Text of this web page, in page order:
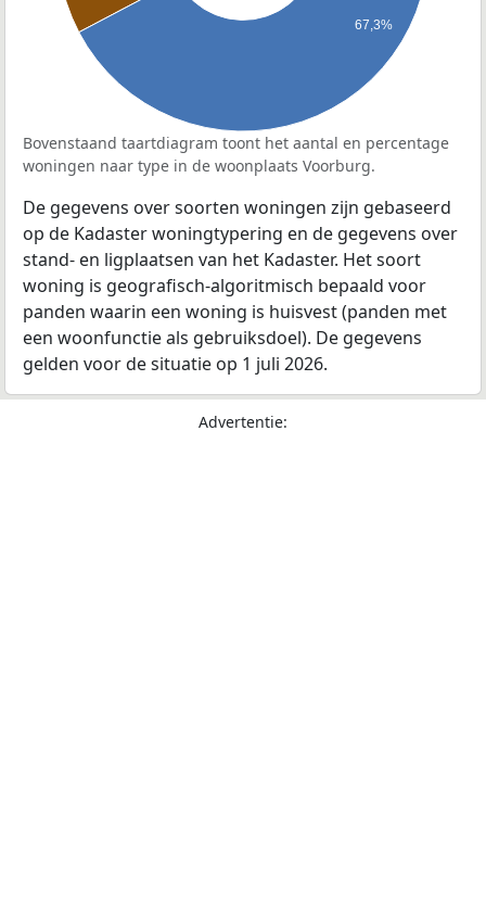
67,3%
Bovenstaand taartdiagram toont het aantal en percentage
woningen naar type in de woonplaats Voorburg.
De gegevens over soorten woningen zijn gebaseerd
op de Kadaster woningtypering en de gegevens over
stand- en ligplaatsen van het Kadaster. Het soort
woning is geografisch-algoritmisch bepaald voor
panden waarin een woning is huisvest (panden met
een woonfunctie als gebruiksdoel). De gegevens
gelden voor de situatie op 1 juli 2026.
Advertentie: